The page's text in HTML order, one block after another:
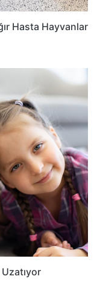
Hasta Hayvanlar